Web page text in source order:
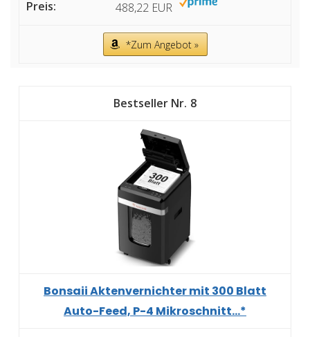
488,22 EUR
*Zum Angebot »
8
Bonsaii Aktenvernichter mit 300 Blatt
Auto-Feed, P-4 Mikroschnitt...*